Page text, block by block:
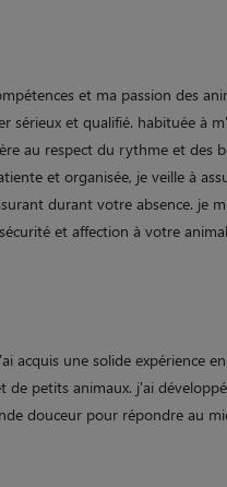
et ma passion des
sérieux et qualifié. habituée à
au respect du rythme et des
et organisée, je veille à
durant votre absence. je
et affection à votre
acquis une solide expérience en
de petits animaux. j'ai
douceur pour répondre au